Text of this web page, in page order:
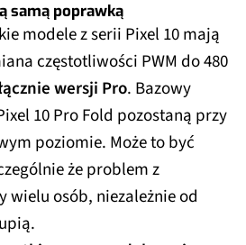
samą poprawką
modele z serii Pixel 10 mają
częstotliwości PWM do 480
wersji Pro. Bazowy
10 Pro Fold pozostaną przy
poziomie. Może to być
że problem z
wielu osób, niezależnie od